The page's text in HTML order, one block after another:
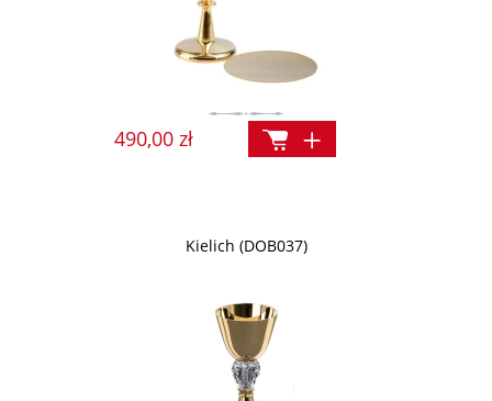
490,00 zł
Kielich (DOB037)